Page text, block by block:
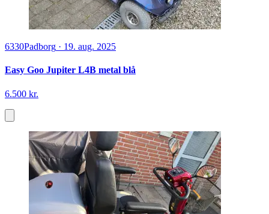
6330Padborg · 19. aug. 2025
Easy Goo Jupiter L4B metal blå
6.500 kr.